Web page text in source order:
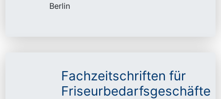
Berlin
Fachzeitschriften für
Friseurbedarfsgeschäfte